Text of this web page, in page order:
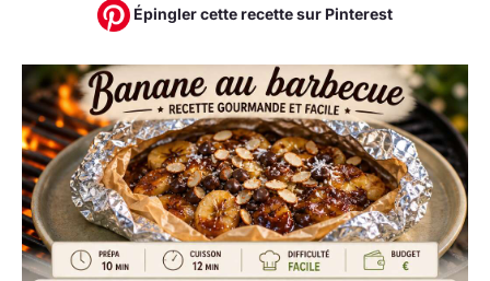
Épingler cette recette sur Pinterest